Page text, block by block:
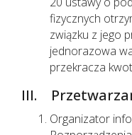
fizycznych
związku z jego
jednorazowa
przekracza
III.
Organizator